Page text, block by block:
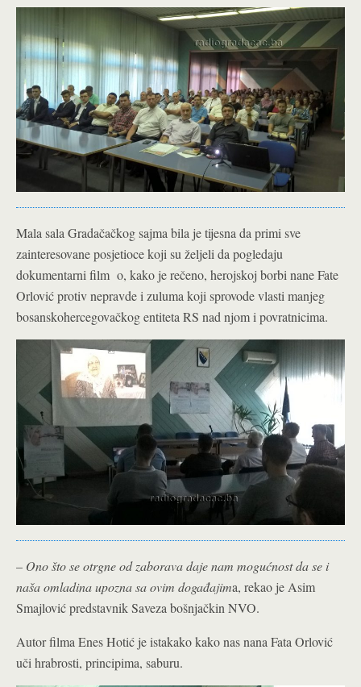
Mala sala Gradačačkog sajma bila je tijesna da primi sve
zainteresovane posjetioce koji su željeli da pogledaju
dokumentarni film o, kako je rečeno, herojskoj borbi nane Fate
Orlović protiv nepravde i zuluma koji sprovode vlasti manjeg
bosanskohercegovačkog entiteta RS nad njom i povratnicima.
– Ono što se otrgne od zaborava daje nam mogućnost da se i
naša omladina upozna sa ovim događajima, rekao je Asim
Smajlović predstavnik Saveza bošnjačkin NVO.
Autor filma Enes Hotić je istakako kako nas nana Fata Orlović
uči hrabrosti, principima, saburu.